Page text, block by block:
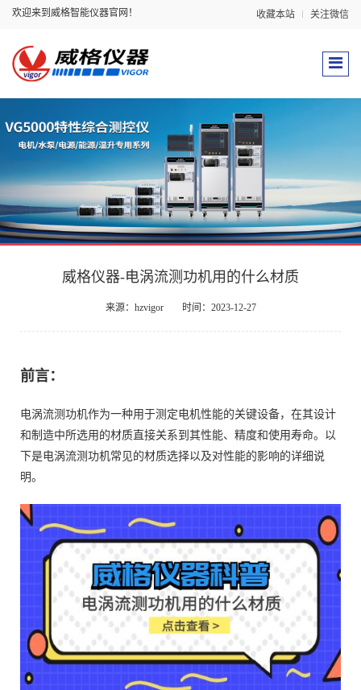
欢迎来到威格智能仪器官网！ 收藏本站 关注微信
威格仪器-电涡流测功机用的什么材质
来源：hzvigor 时间：2023-12-27
前言：
电涡流测功机作为一种用于测定电机性能的关键设备，在其设计
和制造中所选用的材质直接关系到其性能、精度和使用寿命。以
下是电涡流测功机常见的材质选择以及对性能的影响的详细说
明。